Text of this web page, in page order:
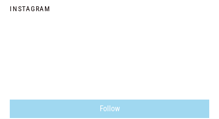
INSTAGRAM
Follow